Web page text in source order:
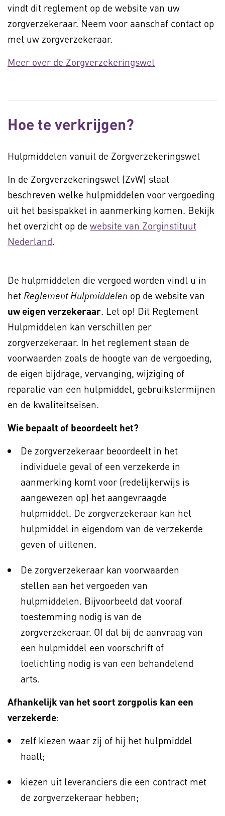
vindt dit reglement op de website van uw
zorgverzekeraar. Neem voor aanschaf contact op
met uw zorgverzekeraar.
Meer over de Zorgverzekeringswet
Hoe te verkrijgen?
Hulpmiddelen vanuit de Zorgverzekeringswet
In de Zorgverzekeringswet (ZvW) staat
beschreven welke hulpmiddelen voor vergoeding
uit het basispakket in aanmerking komen. Bekijk
het overzicht op de website van Zorginstituut
Nederland.
De hulpmiddelen die vergoed worden vindt u in
het Reglement Hulpmiddelen op de website van
uw eigen verzekeraar. Let op! Dit Reglement
Hulpmiddelen kan verschillen per
zorgverzekeraar. In het reglement staan de
voorwaarden zoals de hoogte van de vergoeding,
de eigen bijdrage, vervanging, wijziging of
reparatie van een hulpmiddel, gebruikstermijnen
en de kwaliteitseisen.
Wie bepaalt of beoordeelt het?
De zorgverzekeraar beoordeelt in het
individuele geval of een verzekerde in
aanmerking komt voor (redelijkerwijs is
aangewezen op) het aangevraagde
hulpmiddel. De zorgverzekeraar kan het
hulpmiddel in eigendom van de verzekerde
geven of uitlenen.
De zorgverzekeraar kan voorwaarden
stellen aan het vergoeden van
hulpmiddelen. Bijvoorbeeld dat vooraf
toestemming nodig is van de
zorgverzekeraar. Of dat bij de aanvraag van
een hulpmiddel een voorschrift of
toelichting nodig is van een behandelend
arts.
Afhankelijk van het soort zorgpolis kan een
verzekerde:
zelf kiezen waar zij of hij het hulpmiddel
haalt;
kiezen uit leveranciers die een contract met
de zorgverzekeraar hebben;